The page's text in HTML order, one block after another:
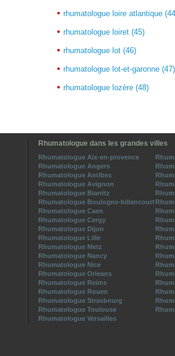
rhumatologue loire atlantique
rhumatologue loiret (45)
rhumatologue lot (46)
rhumatologue lot-et-garonne (47)
rhumatologue lozère (48)
Rhumatologue dans les grandes villes
Rhumatologue Aix-en-provence
Rhumatologue Angers
Rhumatologue Antibes
Rhumatologue Avignon
Rhumatologue Biarritz
Rhumatologue Boulogne-billancourt
Rhumatologue Caen
Rhumatologue Cergy
Rhumatologue Dijon
Rhumatologue Lille
Rhumatologue Metz
Rhumatologue Nancy
Rhumatologue Nice
Rhumatologue Orleans
Rhumatologue Reims
Rhumatologue Rouen
Rhumatologue Strasbourg
Rhumatologue Toulouse
Rhumatologue Versailles